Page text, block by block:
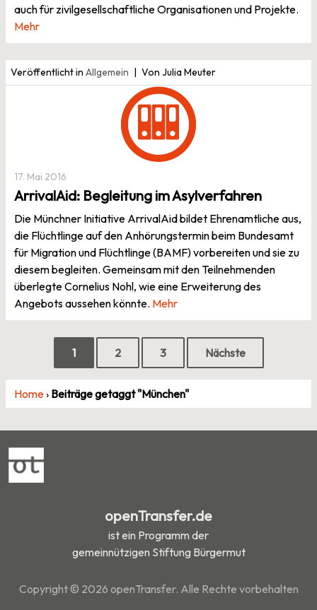
auch für zivilgesellschaftliche Organisationen und Projekte.
Mehr
Veröffentlicht in Allgemein Von Julia Meuter
17. Mai 2016
ArrivalAid: Begleitung im Asylverfahren
Die Münchner Initiative ArrivalAid bildet Ehrenamtliche aus,
die Flüchtlinge auf den Anhörungstermin beim Bundesamt
für Migration und Flüchtlinge (BAMF) vorbereiten und sie zu
diesem begleiten. Gemeinsam mit den Teilnehmenden
überlegte Cornelius Nohl, wie eine Erweiterung des
Angebots aussehen könnte. Mehr
Seitennummerierung
der
Beiträge
1 2 3 Nächste
Home› Beiträge getaggt "München"
openTransfer.de
ist ein Programm der
gemeinnützigen Stiftung Bürgermut
Copyright © 2026 openTransfer. Alle Rechte vorbehalten